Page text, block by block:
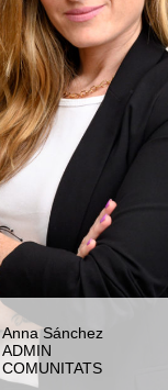
Anna Sánchez
ADMIN
COMUNITATS